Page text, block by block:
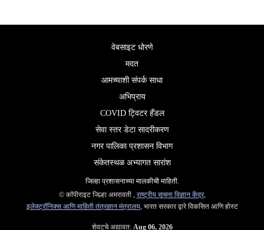
वेबसाइट धोरणे
मदत
आमच्याशी संपर्क साधा
अभिप्राय
COVID ट्विटर हँडल
सेवा स्तर डेटा सादरीकरण
नगर पालिका प्रशासन विभाग
संकेतस्थळ अभ्यागत सारांश
जिल्‍हा प्रशासनाच्‍या मालकीची माहिती.
© कॉपीराइट जिल्हा अमरावती , राष्ट्रीय सूचना विज्ञान केंद्र,
इलेक्ट्रॉनिक्स आणि माहिती तंत्रज्ञान मंत्रालय, भारत सरकार द्वारे विकसित आणि होस्ट
शेवटचे अद्यावत: Aug 06, 2026